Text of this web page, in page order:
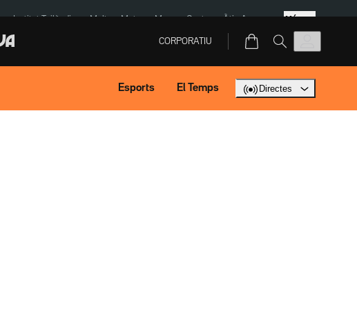
Institut Tailàndia Multa a Meta Menors Ceuta Àtic Ayuso Més
CORPORATIU
Esports El Temps Directes